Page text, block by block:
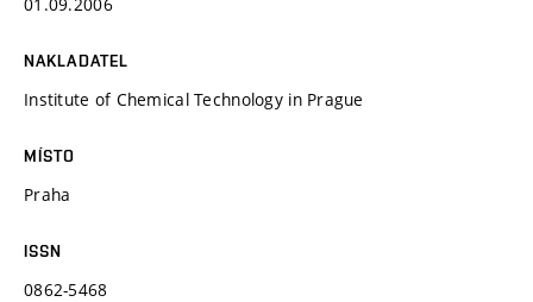
NAKLADATEL
Institute of Chemical Technology in Prague
MÍSTO
Praha
ISSN
0862-5468